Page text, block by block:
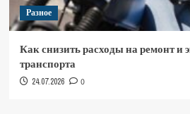
Разное
Как снизить расходы на ремонт и
транспорта
24.07.2026 0